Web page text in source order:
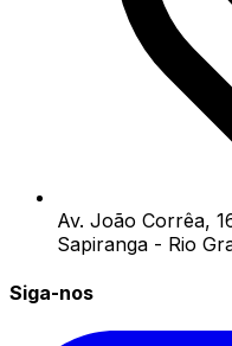
Av. João Corrêa,
Sapiranga - Rio
Siga-nos